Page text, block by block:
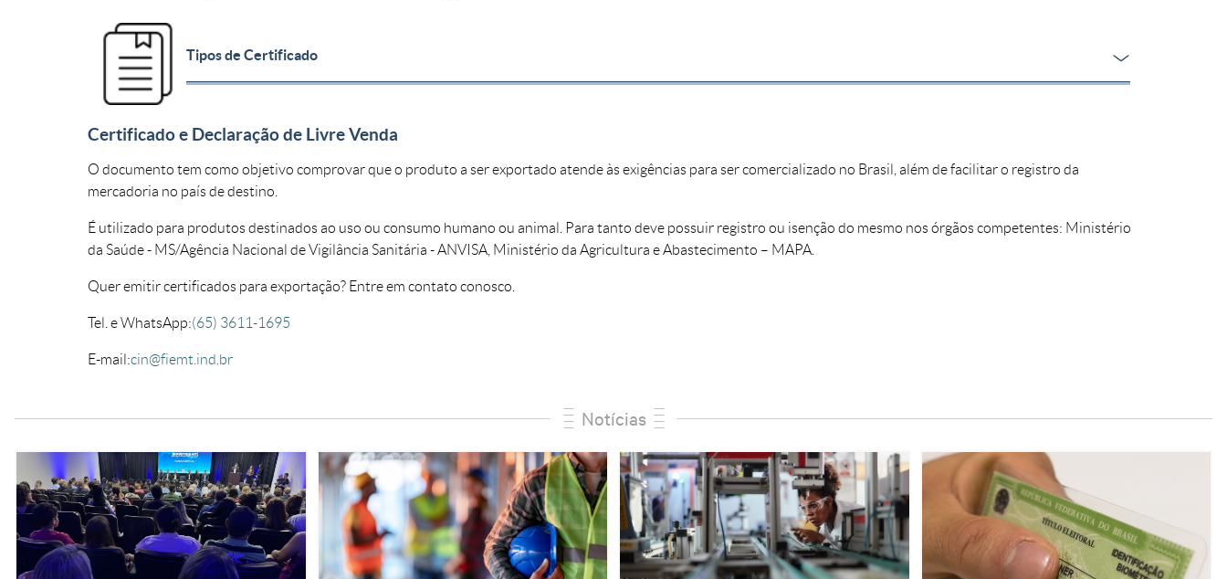
Tipos de Certificado
Certificado e Declaração de Livre Venda
O documento tem como objetivo comprovar que o produto a ser exportado atende às exigências para ser comercializado no Brasil, além de facilitar o registro da
mercadoria no país de destino.
É utilizado para produtos destinados ao uso ou consumo humano ou animal. Para tanto deve possuir registro ou isenção do mesmo nos órgãos competentes: Ministério
da Saúde - MS/Agência Nacional de Vigilância Sanitária - ANVISA, Ministério da Agricultura e Abastecimento – MAPA.
Quer emitir certificados para exportação? Entre em contato conosco.
Tel. e WhatsApp:(65) 3611-1695
E-mail:cin@fiemt.ind.br
Notícias